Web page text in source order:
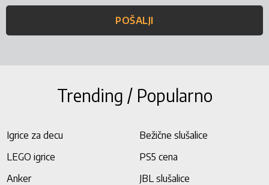
POŠALJI
Trending / Popularno
Igrice za decu
Bežične slušalice
LEGO igrice
PS5 cena
Anker
JBL slušalice